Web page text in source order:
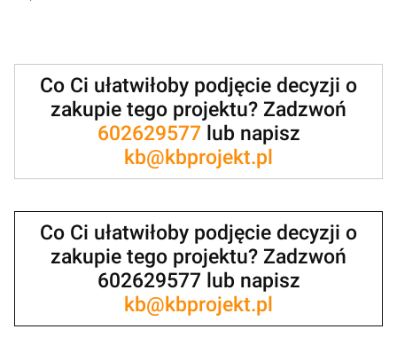
Co Ci ułatwiłoby podjęcie decyzji o
zakupie tego projektu? Zadzwoń
602629577lub napisz
kb@kbprojekt.pl
Co Ci ułatwiłoby podjęcie decyzji o
zakupie tego projektu? Zadzwoń
602629577 lub napisz
kb@kbprojekt.pl